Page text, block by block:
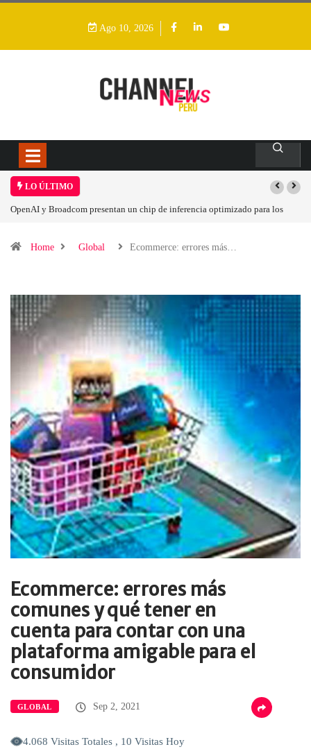
Ago 10, 2026
LO ÚLTIMO
Inteligencia Artificial: la clave de la eficiencia en los Centros de Operaciones
Home
Global Ecommerce: errores más…
Ecommerce: errores más
comunes y qué tener en
cuenta para contar con una
plataforma amigable para el
consumidor
GLOBAL Sep 2, 2021
4.068 Visitas Totales , 10 Visitas Hoy